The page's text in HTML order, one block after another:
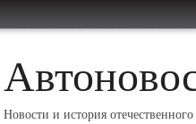
Новости и история